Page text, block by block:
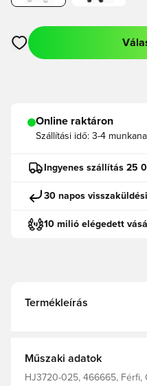
Megnyit egy modált a
Online raktáron
Szállítási idő: 3-4
Ingyenes szállítás 25
30 napos
10 milió elégedett
Termékleírás
Műszaki adatok
HJ3720-025, 466665, Férfi,